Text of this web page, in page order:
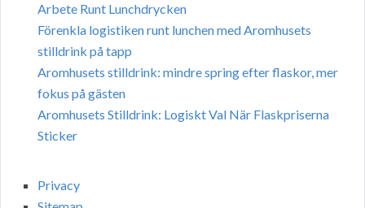
Arbete Runt Lunchdrycken
Förenkla logistiken runt lunchen med Aromhusets
stilldrink på tapp
Aromhusets stilldrink: mindre spring efter flaskor, mer
fokus på gästen
Aromhusets Stilldrink: Logiskt Val När Flaskpriserna
Sticker
Privacy